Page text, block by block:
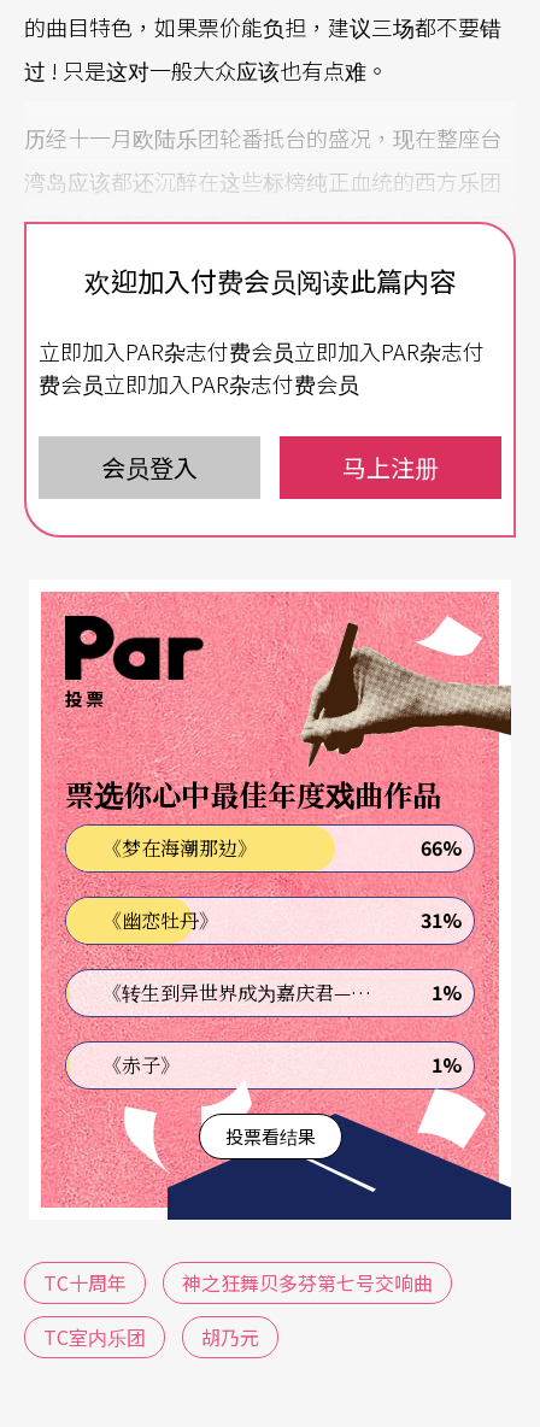
的曲目特色，如果票价能负担，建议三场都不要错
过 ! 只是这对一般大众应该也有点难。
历经十一月欧陆乐团轮番抵台的盛况，现在整座台
湾岛应该都还沉醉在这些标榜纯正血统的西方乐团
所带来的精采乐音吧！但，接下来呢？十二月是否
还有更为优秀的团队来台演出？看看上个月，从匈
响乐团，这一字排开多优秀啊、多让人垂涎啊！这
样的阵容是否让您兴起将之一网打尽的念头呢？大
家普遍存在著「外国的月亮比较圆」的迷思，就连
我也不例外。直到二○一一年听了由胡乃元领军的T
C室内乐团演出贝多芬《命运》后，我完全改观了。
下掉下泪来。
TC室内乐团是由一群分散国内外的优秀台湾音乐家
集结而成，他们今年十岁了。二○一三将继续贝多
芬之旅演出《第七号交响曲》，以及莫札特《降E大
调交响协奏曲》，并以韦伯歌剧《魔弹射手》序曲
开场，诚意十足，值得期待！
所以十二月得缩衣节食吗？不该，应该要去听TC！
欢迎加入付费会员阅读此篇内容
立即加入PAR杂志付费会员立即加入PAR杂志付
费会员立即加入PAR杂志付费会员
会员登入 马上注册
投票
票选你心中最佳年度戏曲作品
《梦在海潮那边》 66%
《幽恋牡丹》 31%
《转生到异世界成为嘉庆君—发现我的祖先是诈骗集团!?》 1%
《赤子》 1%
投票看结果
TC十周年
神之狂舞贝多芬第七号交响曲
TC室内乐团
胡乃元